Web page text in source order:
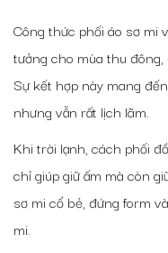
Công thức phối áo sơ mi
tưởng cho mùa thu
Sự kết hợp này mang
nhưng vẫn rất lịch lãm.
Khi trời lạnh, cách phối
chỉ giúp giữ ấm mà còn
sơ mi cổ bẻ, đứng form
mi.